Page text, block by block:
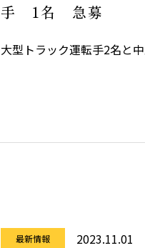
手 1名 急募
大型トラック運転手2名と
最新情報 2023.11.01